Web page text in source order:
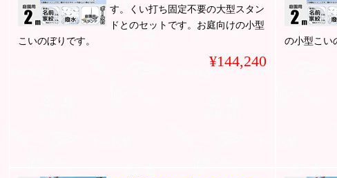
す。くい打ち固定不要の大型スタン
ドとのセットです。お庭向けの小型
こいのぼりです。
¥144,240
の小型こい